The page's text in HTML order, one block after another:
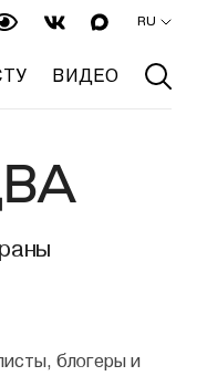
RU
ВИДЕО
блогеры и